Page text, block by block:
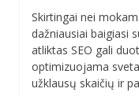
Skirtingai nei
dažniausiai baigiasi
atliktas SEO gali
optimizuojama
užklausų skaičių ir